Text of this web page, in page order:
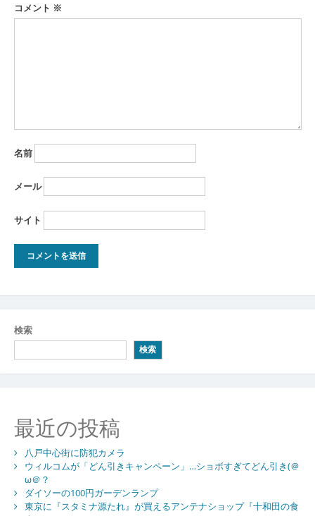
コメント ※
名前
メール
サイト
検索
検索
最近の投稿
八戸中心街に防犯カメラ
ウィルコムが「どん引きキャンペーン」…ショボすぎてどん引き(＠
ω＠？
ダイソーの100円ガーデンランプ
東京に『スタミナ源たれ』が買えるアンテナショップ『十和田の食